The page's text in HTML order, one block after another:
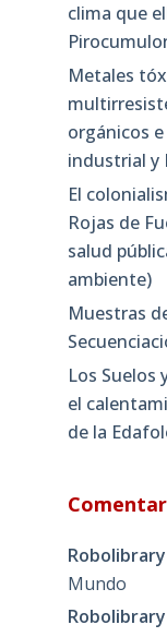
clima que
Metales
orgánicos
industrial y
El
Rojas de
salud
ambiente)
Muestras
Los Suelos
el
de la
Robolibrary
Mundo
Robolibrary